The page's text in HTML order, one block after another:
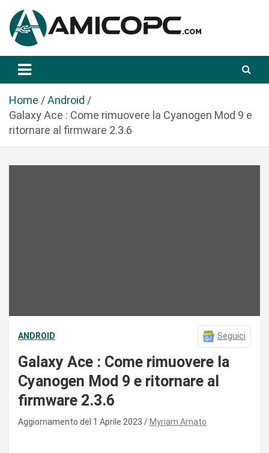
a
Amicopc.com
Home
Android
Galaxy Ace : Come rimuovere la Cyanogen Mod 9 e
ritornare al firmware 2.3.6
ANDROID Seguici
Galaxy Ace : Come rimuovere la
Cyanogen Mod 9 e ritornare al
firmware 2.3.6
Aggiornamento del 1 Aprile 2023 Myriam Amato